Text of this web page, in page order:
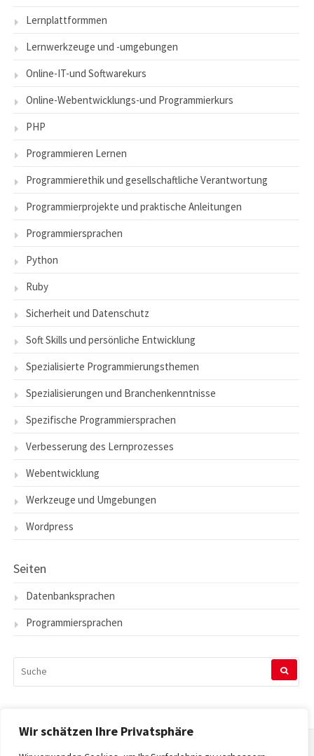
Wir schätzen Ihre Privatsphäre
Lernplattformmen
Lernwerkzeuge und -umgebungen
Online-IT-und Softwarekurs
Online-Webentwicklungs-und Programmierkurs
PHP
Programmieren Lernen
Programmierethik und gesellschaftliche Verantwortung
Programmierprojekte und praktische Anleitungen
Programmiersprachen
Python
Ruby
Sicherheit und Datenschutz
Soft Skills und persönliche Entwicklung
Spezialisierte Programmierungsthemen
Spezialisierungen und Branchenkenntnisse
Spezifische Programmiersprachen
Verbesserung des Lernprozesses
Webentwicklung
Werkzeuge und Umgebungen
Wordpress
Seiten
Datenbanksprachen
Programmiersprachen
NACH: